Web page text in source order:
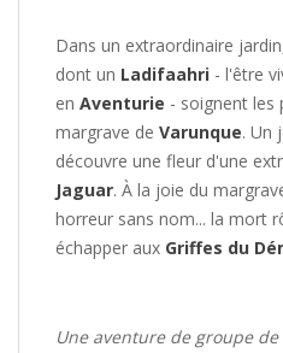
Dans un extraordinaire
dont un Ladifaahri - l'être
en Aventurie - soignent les
margrave de Varunque. Un
découvre une fleur d'une
Jaguar. À la joie du
horreur sans nom... la mort
échapper aux Griffes du
Une aventure de groupe de